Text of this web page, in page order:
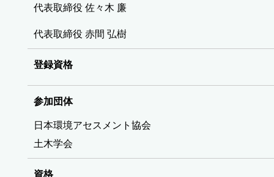
代表取締役 佐々木 廉
代表取締役 赤間 弘樹
登録資格
参加団体
日本環境アセスメント協会
土木学会
資格